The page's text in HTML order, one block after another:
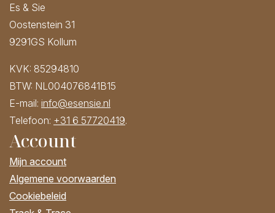
Es & Sie
Oostenstein 31
9291GS Kollum
KVK: 85294810
BTW: NL004076841B15
E-mail: info@esensie.nl
Telefoon: +31 6 57720419.
Account
Mijn account
Algemene voorwaarden
Cookiebeleid